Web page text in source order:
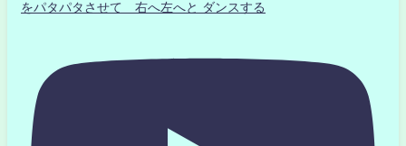
をパタパタさせて 右へ左へと ダンスする